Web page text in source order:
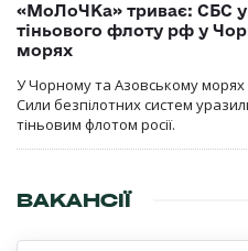
«МоЛоЧКа» триває: СБС
тіньового флоту рф у
морях
У Чорному та Азовському
Сили безпілотних систем
тіньовим флотом росії.
ВАКАНСІЇ